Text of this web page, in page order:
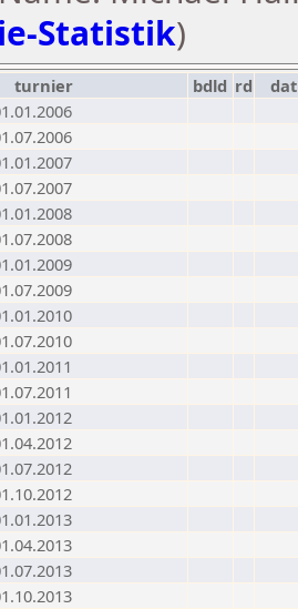
Statistik)
turnier bdld rd